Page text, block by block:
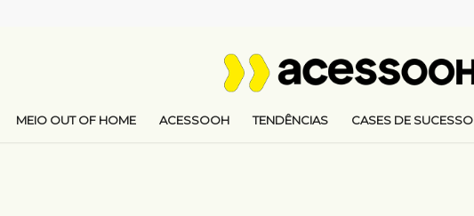
MEIO OUT OF HOME ACESSOOH TENDÊNCIAS CASES DE SUCESSO